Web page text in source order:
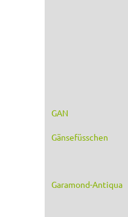
GAN
Gänsefüsschen
Garamond-Antiqua